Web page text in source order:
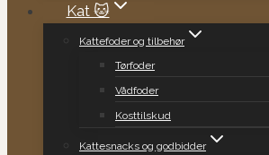
Kat 🐱
Kattefoder og tilbehør
Tørfoder
Vådfoder
Kosttilskud
Kattesnacks og godbidder